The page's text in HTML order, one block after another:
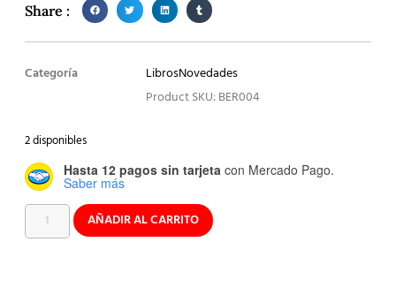
Share :
Categoría LibrosNovedades
Product SKU: BER004
2 disponibles
Hasta 12 pagos sin tarjeta con Mercado Pago.
Saber más
AÑADIR AL CARRITO